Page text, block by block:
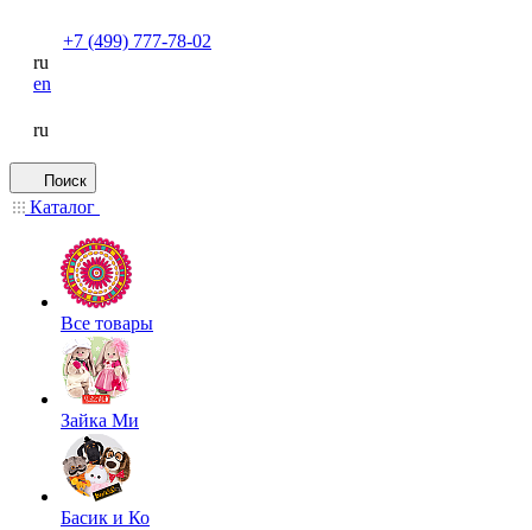
+7 (499) 777-78-02
ru
en
ru
Поиск
Каталог
Все товары
Зайка Ми
Басик и Ко